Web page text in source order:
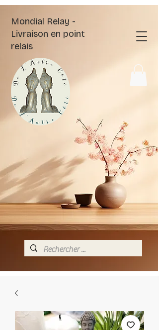
Mondial Relay -
Livraison en point
relais